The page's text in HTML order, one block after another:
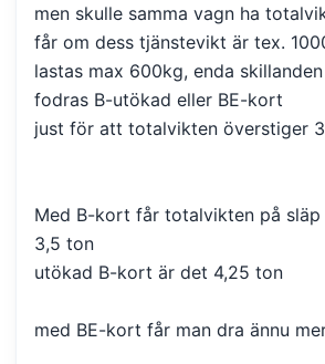
men skulle samma vagn ha
får om dess tjänstevikt är tex.
lastas max 600kg, enda
fodras B-utökad eller BE-kort
just för att totalvikten överstiger
Med B-kort får totalvikten på
3,5 ton
utökad B-kort är det 4,25 ton
med BE-kort får man dra ännu